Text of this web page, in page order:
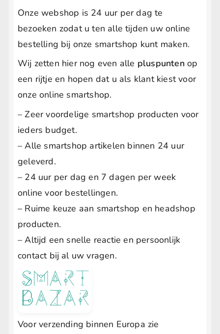
Onze webshop is 24 uur per dag te
bezoeken zodat u ten alle tijden uw online
bestelling bij onze smartshop kunt maken.
Wij zetten hier nog even alle pluspuntenop
een rijtje en hopen dat u als klant kiest voor
onze online smartshop.
– Zeer voordelige smartshop producten voor
ieders budget.
– Alle smartshop artikelen binnen 24 uur
geleverd.
– 24 uur per dag en 7 dagen per week
online voor bestellingen.
– Ruime keuze aan smartshop en headshop
producten.
– Altijd een snelle reactie en persoonlijk
contact bij al uw vragen.
Voor verzending binnen Europa zie